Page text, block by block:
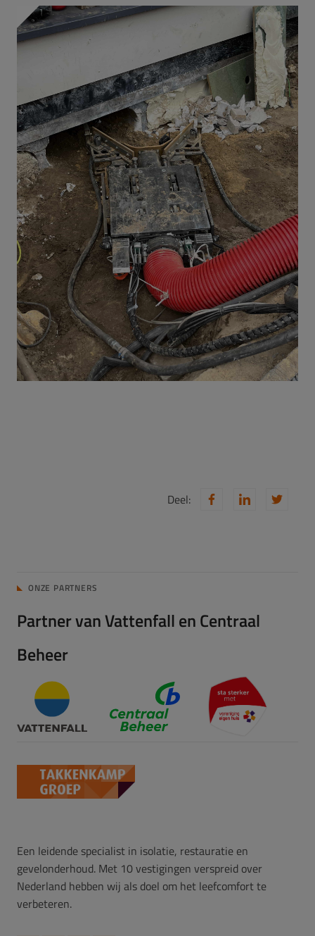
Deel:
ONZE PARTNERS
Partner van Vattenfall en Centraal
Beheer
Een leidende specialist in isolatie, restauratie en
gevelonderhoud. Met 10 vestigingen verspreid over
Nederland hebben wij als doel om het leefcomfort te
verbeteren.